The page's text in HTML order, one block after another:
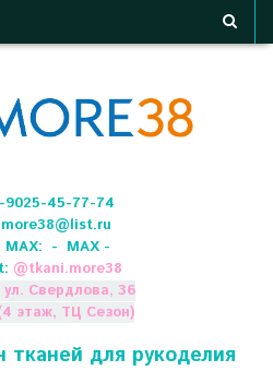
45-77-74
more38@list.ru
МАХ: - МАХ -
@tkani.more38
ул. Свердлова, 36
этаж, ТЦ Сезон)
тканей для рукоделия